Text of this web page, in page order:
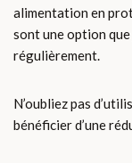
alimentation en
sont une option
régulièrement.
N’oubliez pas
bénéficier d’une